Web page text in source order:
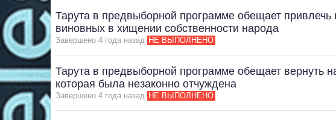
Тарута в предвыборной программе обещает привлечь
виновных в хищении собственности народа
Завершено 4 года назад НЕ ВЫПОЛНЕНО
Тарута в предвыборной программе обещает вернуть
которая была незаконно отчуждена
Завершено 4 года назад НЕ ВЫПОЛНЕНО